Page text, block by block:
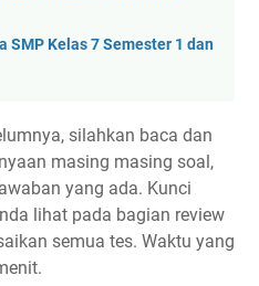
SMP Kelas 7 Semester 1 dan
silahkan baca dan
masing masing soal,
yang ada. Kunci
lihat pada bagian review
semua tes. Waktu yang